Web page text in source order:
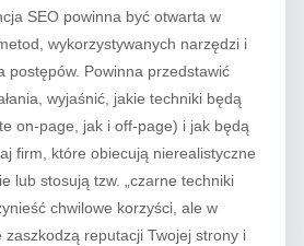
SEO powinna być otwarta w
wykorzystywanych narzędzi i
postępów. Powinna przedstawić
wyjaśnić, jakie techniki będą
on-page, jak i off-page) i jak będą
firm, które obiecują nierealistyczne
lub stosują tzw. „czarne techniki
chwilowe korzyści, ale w
zaszkodzą reputacji Twojej strony i